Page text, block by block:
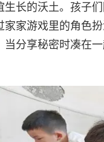
生长的沃土。孩子
家家游戏里的角色
当分享秘密时凑在